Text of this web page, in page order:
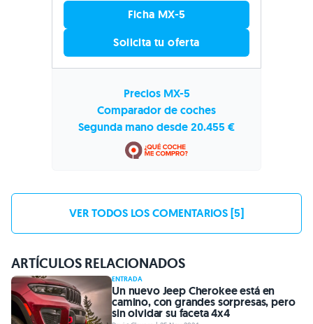
Ficha MX-5
Solicita tu oferta
Precios MX-5
Comparador de coches
Segunda mano desde 20.455 €
VER TODOS LOS COMENTARIOS [5]
ARTÍCULOS RELACIONADOS
ENTRADA
Un nuevo Jeep Cherokee está en
camino, con grandes sorpresas, pero
sin olvidar su faceta 4x4